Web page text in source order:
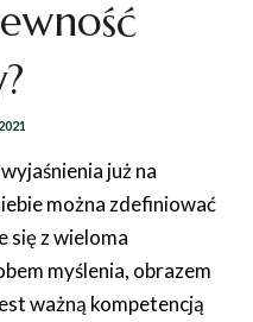
już na
można zdefiniować
się z wieloma
myślenia, obrazem
ważną kompetencją